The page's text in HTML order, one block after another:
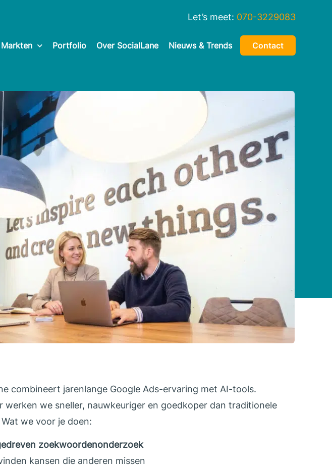
Let’s meet: 070-3229083
Markten Portfolio Over SocialLane Nieuws & Trends Contact
combineert jarenlange Google Ads-ervaring met AI-tools.
werken we sneller, nauwkeuriger en goedkoper dan traditionele
we voor je doen:
zoekwoordenonderzoek
kansen die anderen missen